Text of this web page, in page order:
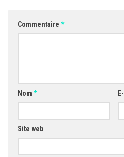
Commentaire *
Nom *
Site web